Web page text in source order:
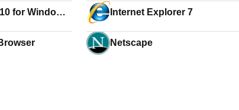
for Windows
Internet Explorer 7
Netscape